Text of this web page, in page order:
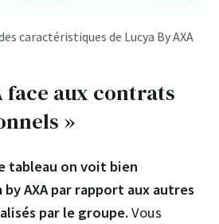
caractéristiques de Lucya By AXA
face aux contrats
»
tableau on voit bien
by AXA par rapport aux autres
par le groupe.Vous